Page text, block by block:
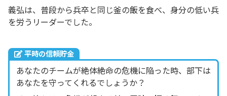
義弘は、普段から兵卒と同じ釜の飯を食べ、身分の低い兵
を労うリーダーでした。
平時の信頼貯金
あなたのチームが絶体絶命の危機に陥った時、部下は
あなたを守ってくれるでしょうか？